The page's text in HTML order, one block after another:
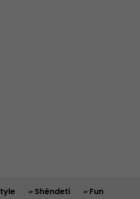
Shëndeti Fun